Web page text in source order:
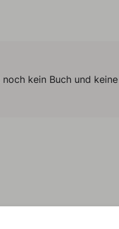
noch kein Buch und